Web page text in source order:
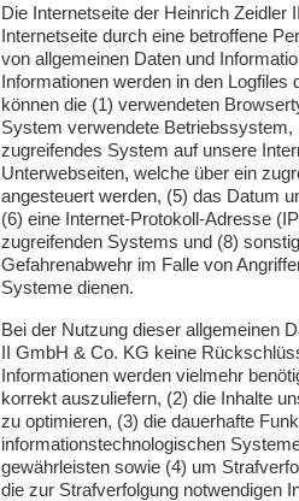
Die Internetseite der Heinrich
Internetseite durch eine betroffene
von allgemeinen Daten und
Informationen werden in den
können die (1) verwendeten
System verwendete
zugreifendes System auf unsere
Unterwebseiten, welche über ein
angesteuert werden, (5) das Datum
(6) eine Internet-Protokoll-Adresse
zugreifenden Systems und (8)
Gefahrenabwehr im Falle von
Systeme dienen.
Bei der Nutzung dieser allgemeinen
II GmbH & Co. KG keine
Informationen werden vielmehr
korrekt auszuliefern, (2) die Inhalte
zu optimieren, (3) die dauerhafte
informationstechnologischen
gewährleisten sowie (4) um
die zur Strafverfolgung notwendigen